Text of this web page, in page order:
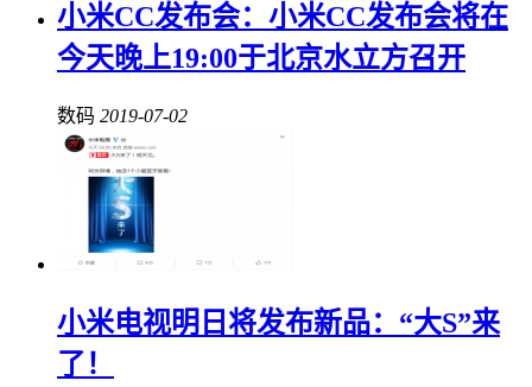
小米CC发布会：小米CC发布会将在
今天晚上19:00于北京水立方召开
数码 2019-07-02
小米电视明日将发布新品：“大S”来
了！